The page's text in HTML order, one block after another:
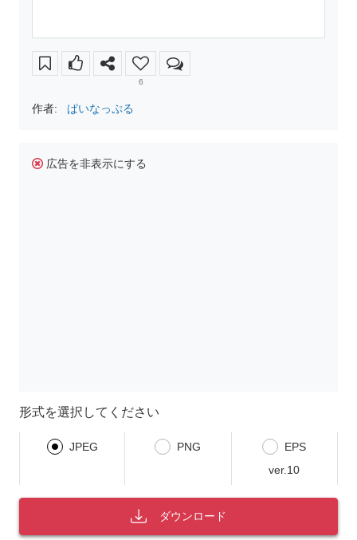
6
作者: ぱいなっぷる
広告を非表示にする
形式を選択してください
JPEG PNG
EPS
ver.10
ダウンロード